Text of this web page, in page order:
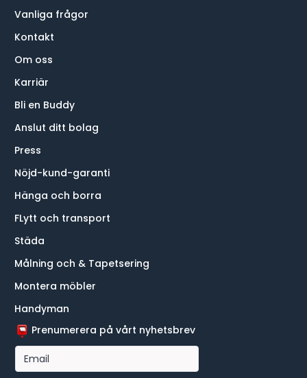
Vanliga frågor
Kontakt
Om oss
Karriär
Bli en Buddy
Anslut ditt bolag
Press
Nöjd-kund-garanti
Hänga och borra
FLytt och transport
Städa
Målning och & Tapetsering
Montera möbler
Handyman
Prenumerera på vårt nyhetsbrev